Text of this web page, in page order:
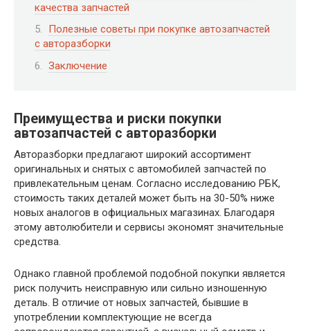
качества запчастей
Полезные советы при покупке автозапчастей
с авторазборки
Заключение
Преимущества и риски покупки
автозапчастей с авторазборки
Авторазборки предлагают широкий ассортимент
оригинальных и снятых с автомобилей запчастей по
привлекательным ценам. Согласно исследованию РБК,
стоимость таких деталей может быть на 30-50% ниже
новых аналогов в официальных магазинах. Благодаря
этому автолюбители и сервисы экономят значительные
средства.
Однако главной проблемой подобной покупки является
риск получить неисправную или сильно изношенную
деталь. В отличие от новых запчастей, бывшие в
употреблении комплектующие не всегда